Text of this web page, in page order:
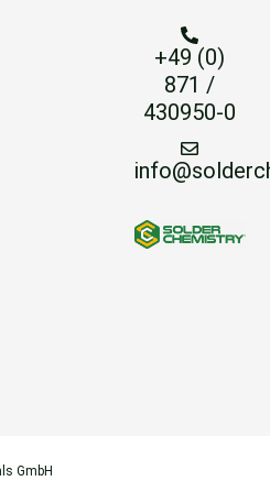
+49 (0)
871 /
430950-0
GmbH